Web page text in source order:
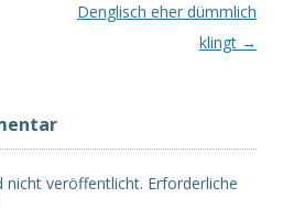
Denglisch eher dümmlich
klingt →
nicht veröffentlicht. Erforderliche